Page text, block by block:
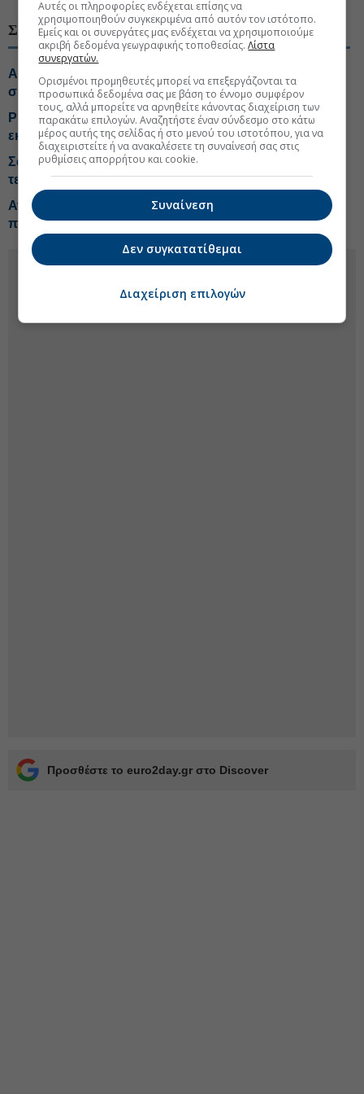
ΣΧΕΤΙΚΑ ΘΕΜΑΤΑ
ALTUS-LSA: Ανοίγει νέο κεφάλαιο μέσω της
συνεργασίας με τη Shield AI
Profile: Αύξηση τζίρου 60% στο εξάμηνο, πάνω από τις
εκτιμήσεις
Σάλλας: Η Ελλάδα μπορεί να γίνει παραγωγός
τεχνολογίας
Ανασυγκροτήθηκε το δ.σ. της Profile μετά την
παραίτηση μέλους
Προσθέστε το euro2day.gr στο Discover
Αυτές οι πληροφορίες ενδέχεται επίσης να
χρησιμοποιηθούν συγκεκριμένα από αυτόν τον ιστότοπο.
Εμείς και οι συνεργάτες μας ενδέχεται να χρησιμοποιούμε
ακριβή δεδομένα γεωγραφικής τοποθεσίας.Λίστα
συνεργατών.
Ορισμένοι προμηθευτές μπορεί να επεξεργάζονται τα
προσωπικά δεδομένα σας με βάση το έννομο συμφέρον
τους, αλλά μπορείτε να αρνηθείτε κάνοντας διαχείριση των
παρακάτω επιλογών. Αναζητήστε έναν σύνδεσμο στο κάτω
μέρος αυτής της σελίδας ή στο μενού του ιστοτόπου, για να
διαχειριστείτε ή να ανακαλέσετε τη συναίνεσή σας στις
ρυθμίσεις απορρήτου και cookie.
Συναίνεση
Δεν συγκατατίθεμαι
Διαχείριση επιλογών